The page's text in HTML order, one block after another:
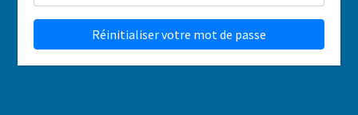
Réinitialiser votre mot de passe